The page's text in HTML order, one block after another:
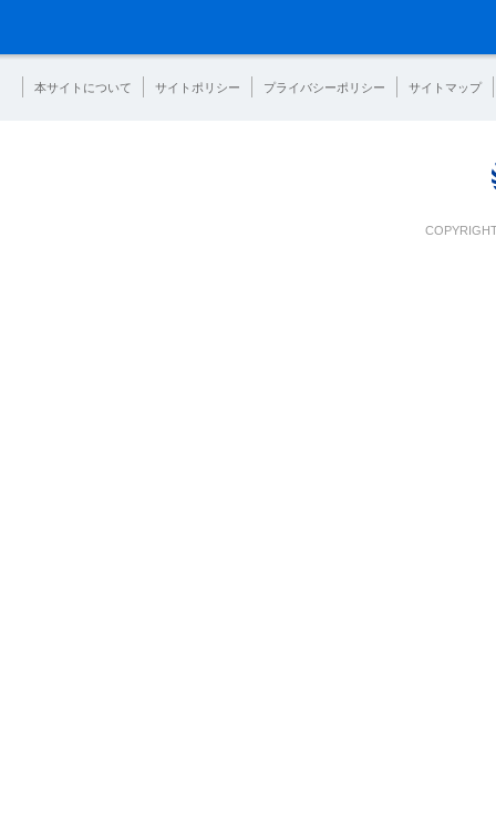
本サイトについて サイトポリシー プライバシーポリシー サイトマップ